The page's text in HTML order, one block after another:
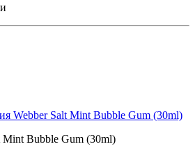
Mint Bubble Gum (30ml)